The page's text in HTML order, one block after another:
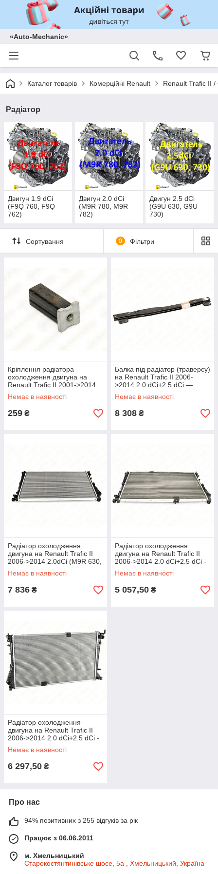
«Auto-Mechanic»
Каталог товарів Комерційні Renault Renault Trafic II
Радіатор
Двигун 1.9 dCi
(F9Q 760, F9Q
762)
Двигун 2.0 dCi
(M9R 780, M9R
782)
Двигун 2.5 dCi
(G9U 630, G9U
730)
Сортування 0 Фільтри
Кріплення радіатора
охолодження двигуна на
Renault Trafic II 2001->2014
— Renault (Оригінал) -
7700421800
Немає в наявності
259 ₴
Балка під радіатор (траверсу)
на Renault Trafic II 2006-
>2014 2.0 dCi+2.5 dCi —
Renault (Оригінал) -
Немає в наявності
8 308 ₴
Радіатор охолодження
двигуна на Renault Trafic II
2006->2014 2.0dCi (M9R 630,
692) — Nissens - NIS630709
Немає в наявності
7 836 ₴
Радіатор охолодження
двигуна на Renault Trafic II
2006->2014 2.0 dCi+2.5 dCi -
Polcar - 602708A2
Немає в наявності
5 057,50 ₴
Радіатор охолодження
двигуна на Renault Trafic II
2006->2014 2.0 dCi+2.5 dCi -
NRF - NRF53123
Немає в наявності
6 297,50 ₴
Про нас
94% позитивних з 255 відгуків за рік
Працює з 06.06.2011
м. Хмельницький
Старокостянтинівське шосе, 5а , Хмельницький, Україна